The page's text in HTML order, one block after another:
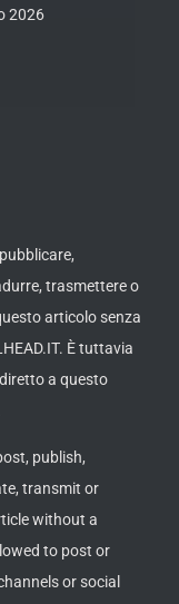
2026
trasmettere o
articolo senza
È tuttavia
a questo
publish,
transmit or
without a
to post or
or social